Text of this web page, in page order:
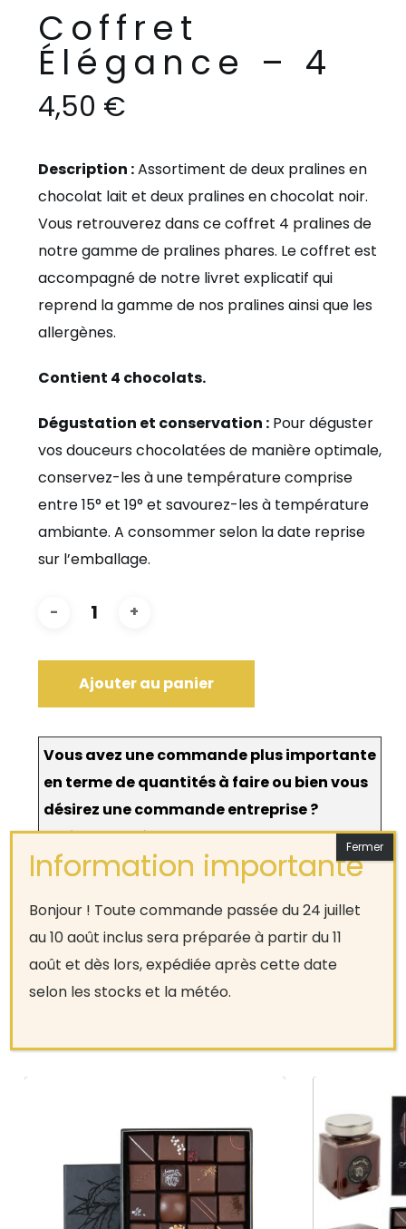
Coffret
Élégance – 4
4,50 €
Description :Assortiment de deux pralines en
chocolat lait et deux pralines en chocolat noir.
Vous retrouverez dans ce coffret 4 pralines de
notre gamme de pralines phares. Le coffret est
accompagné de notre livret explicatif qui
reprend la gamme de nos pralines ainsi que les
allergènes.
Contient 4 chocolats.
Dégustation et conservation :Pour déguster
vos douceurs chocolatées de manière optimale,
conservez-les à une température comprise
entre 15° et 19° et savourez-les à température
ambiante. A consommer selon la date reprise
sur l’emballage.
Ajouter au panier
Vous avez une commande plus importante
en terme de quantités à faire ou bien vous
désirez une commande entreprise ?
N’hésitez pas àcontacterle magasin pour une
commande sur mesure.
Bonjour ! Toute commande passée du 24 juillet
au 10 août inclus sera préparée à partir du 11
août et dès lors, expédiée après cette date
selon les stocks et la météo.